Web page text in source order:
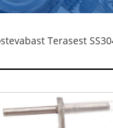
Terasest